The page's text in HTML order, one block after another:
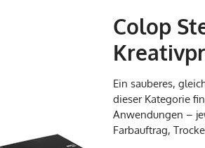
Colop
Ein sauberes,
dieser Kategorie
Anwendungen –
Farbauftrag,